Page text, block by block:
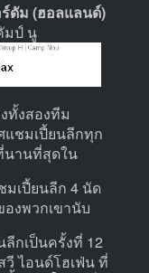
ร์ดัม (ฮอลแลนด์)
มป์ นู
ทั้งสองทีม
แชมเปี้ยนลีกทุก
นานที่สุดใน
มเปี้ยนลีก 4 นัด
งพวกเขานับ
กเป็นครั้งที่ 12
วี ไอนด์โฮเฟ่น ที่